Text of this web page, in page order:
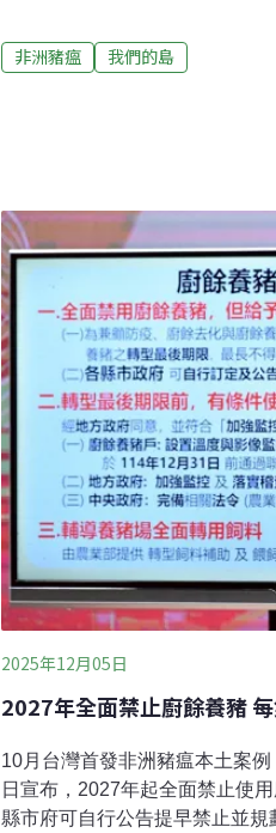
豬，每天約1324公噸，養豬以
包含731公噸的事業廚餘，來自
清運，因此廚餘處理費用不在成
養豬後，有廚餘養豬戶不滿政府
非洲豬瘟 我們的島
2025年12月05日
2027年全面禁止廚餘養豬
10月台灣首發非洲豬瘟本土案
日宣布，2027年起全面禁止使
縣市府可自行公告提早禁止並